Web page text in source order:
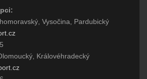
Vysočina, Pardubický
Královéhradecký